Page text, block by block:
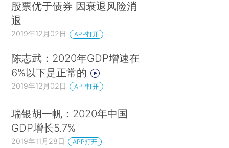
股票优于债券 因衰退风险消
退
2019年12月02日 APP打开
陈志武：2020年GDP增速在
6%以下是正常的
2019年12月02日 APP打开
瑞银胡一帆：2020年中国
GDP增长5.7%
2019年11月28日 APP打开